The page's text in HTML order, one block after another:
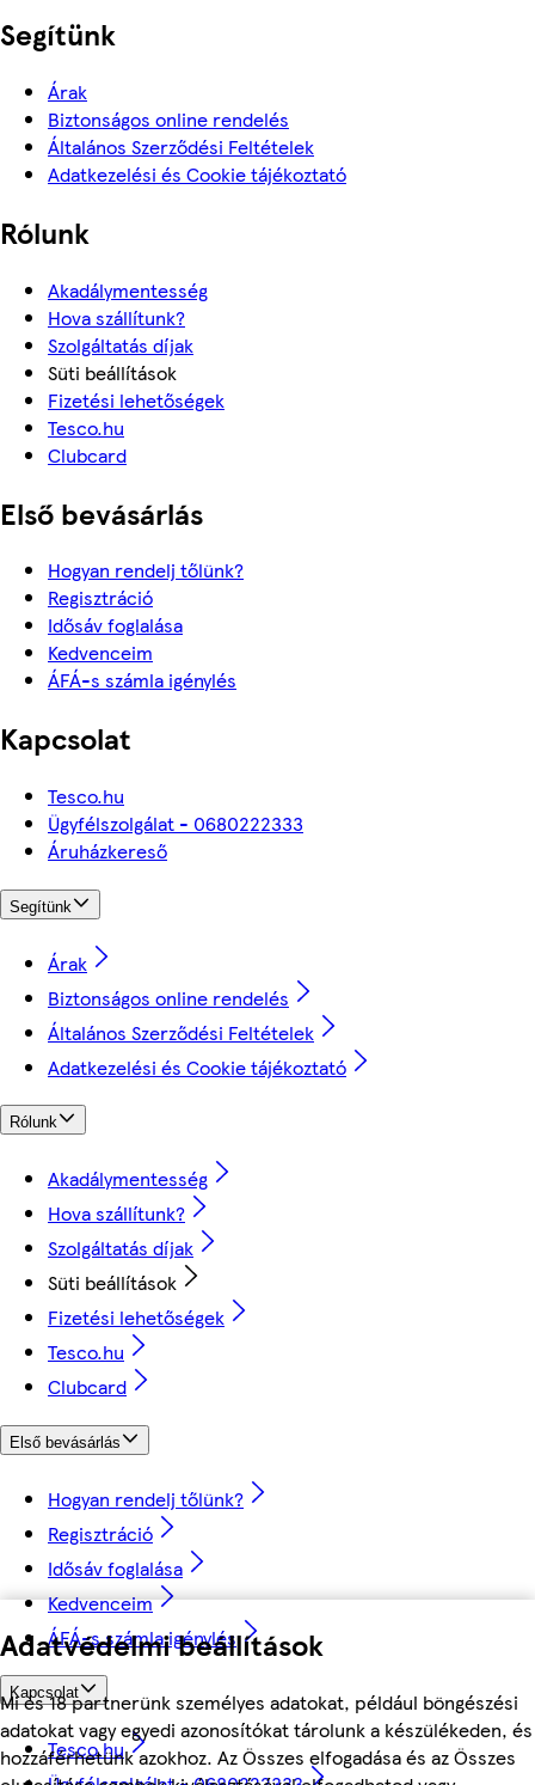
Adatvédelmi beállítások
Mi és 18 partnerünk személyes adatokat, például böngészési
adatokat vagy egyedi azonosítókat tárolunk a készülékeden, és
hozzáférhetünk azokhoz. Az Összes elfogadása és az Összes
Segítünk
Árak
Biztonságos online rendelés
Általános Szerződési Feltételek
Adatkezelési és Cookie tájékoztató
Rólunk
Akadálymentesség
Hova szállítunk?
Szolgáltatás díjak
Süti beállítások
Fizetési lehetőségek
Tesco.hu
Clubcard
Első bevásárlás
Hogyan rendelj tőlünk?
Regisztráció
Idősáv foglalása
Kedvenceim
ÁFÁ-s számla igénylés
Kapcsolat
Tesco.hu
Ügyfélszolgálat - 0680222333
Áruházkereső
Segítünk
Árak
Biztonságos online rendelés
Általános Szerződési Feltételek
Adatkezelési és Cookie tájékoztató
Rólunk
Akadálymentesség
Hova szállítunk?
Szolgáltatás díjak
Süti beállítások
Fizetési lehetőségek
Tesco.hu
Clubcard
Első bevásárlás
Hogyan rendelj tőlünk?
Regisztráció
Idősáv foglalása
Kedvenceim
ÁFÁ-s számla igénylés
Kapcsolat
Tesco.hu